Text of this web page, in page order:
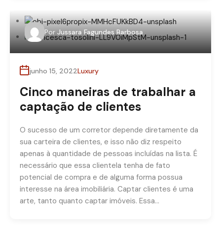
Por Jussara Fagundes Barbosa
junho 15, 2022Luxury
Cinco maneiras de trabalhar a
captação de clientes
O sucesso de um corretor depende diretamente da
sua carteira de clientes, e isso não diz respeito
apenas à quantidade de pessoas incluídas na lista. É
necessário que essa clientela tenha de fato
potencial de compra e de alguma forma possua
interesse na área imobiliária. Captar clientes é uma
arte, tanto quanto captar imóveis. Essa…